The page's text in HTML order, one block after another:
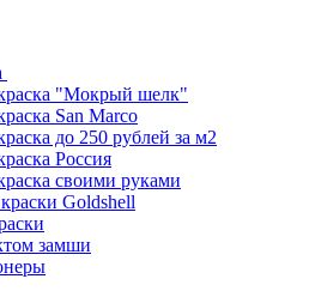
"Мокрый шелк"
San Marco
до 250 рублей за м2
Россия
своими руками
Goldshell
замши